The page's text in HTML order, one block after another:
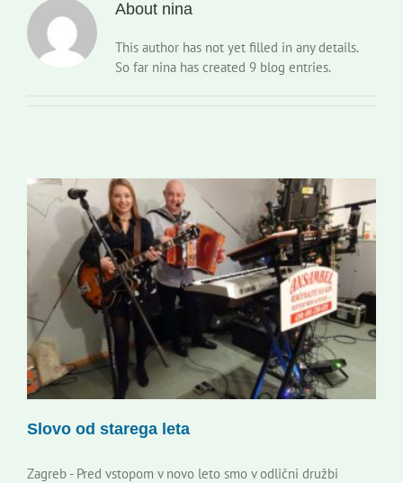
Slovenski dom Zagreb
Novi odmev – naše glasilo
Založništvo
Koristne informacije
About nina
This author has not yet filled in any details.
So far nina has created 9 blog entries.
Slovo od starega leta
Zagreb - Pred vstopom v novo leto smo v odlični družbi